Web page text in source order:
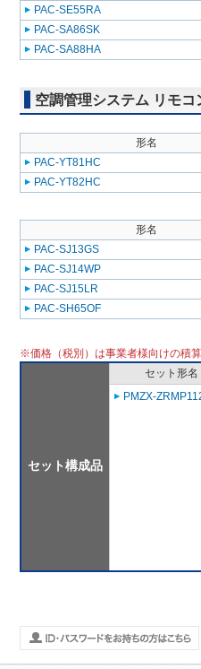
PAC-SE55RA
PAC-SA86SK
PAC-SA88HA
空調管理システム リモコ
形名
PAC-YT81HC
PAC-YT82HC
形名
PAC-SJ13GS
PAC-SJ14WP
PAC-SJ15LR
PAC-SH65OF
※価格（税別）は事業者様向けの積
セット構成品
セット形名
PMZX-